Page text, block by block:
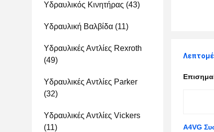
Υδραυλικός Κινητήρας (43)
Υδραυλική Βαλβίδα (11)
Υδραυλικές Αντλίες Rexroth
(49)
Υδραυλικές Αντλίες Parker
(32)
Υδραυλικές Αντλίες Vickers
(11)
Α4VG